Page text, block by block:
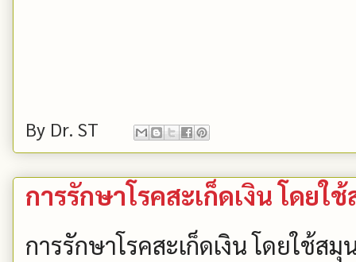
By Dr. ST
การรักษาโรคสะเก็ดเงิน โดยใ
การรักษาโรคสะเก็ดเงิน โดยใช้ส